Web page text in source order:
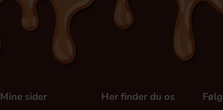
Mine sider Her finder du os